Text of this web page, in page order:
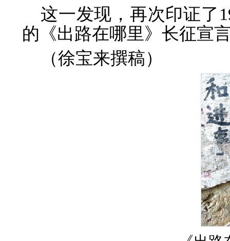
这一发现，再次印证了
的《出路在哪里》长征宣
（徐宝来撰稿）